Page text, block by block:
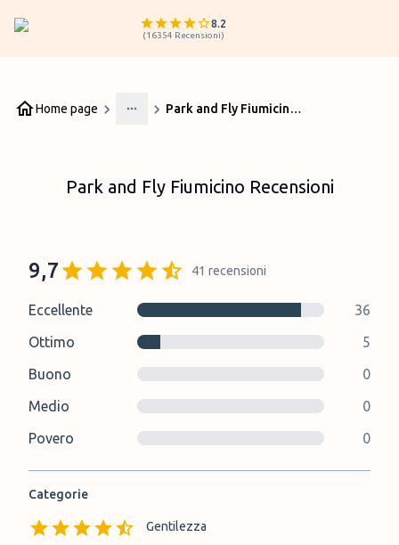
8.2
(16354 Recensioni)
Home page
More
Park and Fly Fiumicino Recensioni
Park and Fly Fiumicino Recensioni
9,7 41 recensioni
Eccellente
36
Ottimo
5
Buono
0
Medio
0
Povero
0
Categorie
Gentilezza